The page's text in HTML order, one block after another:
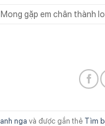
Mong gặp em chân thành
anh nga và được gắn thẻ Tìm